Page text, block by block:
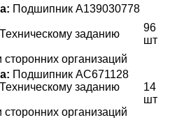
Подшипник A139030778
заданию
сторонних организаций
96
шт
Подшипник AC671128
заданию
сторонних организаций
14
шт